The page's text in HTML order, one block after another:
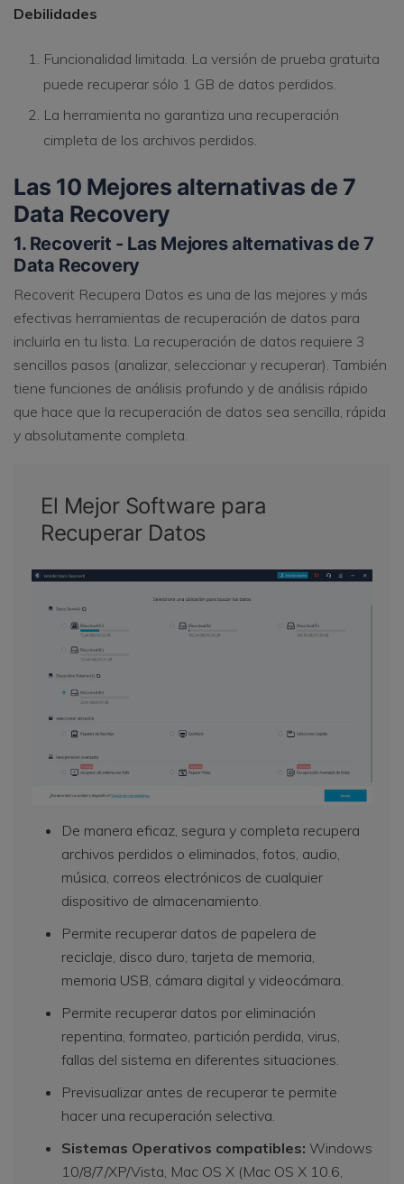
Debilidades
Funcionalidad limitada. La versión de prueba gratuita
puede recuperar sólo 1 GB de datos perdidos.
La herramienta no garantiza una recuperación
cimpleta de los archivos perdidos.
Las 10 Mejores alternativas de 7
Data Recovery
1. Recoverit - Las Mejores alternativas de 7
Data Recovery
Recoverit Recupera Datos es una de las mejores y más
efectivas herramientas de recuperación de datos para
incluirla en tu lista. La recuperación de datos requiere 3
sencillos pasos (analizar, seleccionar y recuperar). También
tiene funciones de análisis profundo y de análisis rápido
que hace que la recuperación de datos sea sencilla, rápida
y absolutamente completa.
El Mejor Software para
Recuperar Datos
De manera eficaz, segura y completa recupera
archivos perdidos o eliminados, fotos, audio,
música, correos electrónicos de cualquier
dispositivo de almacenamiento.
Permite recuperar datos de papelera de
reciclaje, disco duro, tarjeta de memoria,
memoria USB, cámara digital y videocámara.
Permite recuperar datos por eliminación
repentina, formateo, partición perdida, virus,
fallas del sistema en diferentes situaciones.
Previsualizar antes de recuperar te permite
hacer una recuperación selectiva.
Sistemas Operativos compatibles: Windows
10/8/7/XP/Vista, Mac OS X (Mac OS X 10.6,